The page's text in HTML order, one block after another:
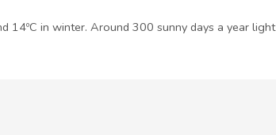
in winter. Around 300 sunny days a year